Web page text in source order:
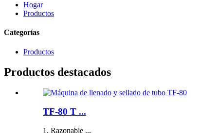
Hogar
Productos
Categorías
Productos
Productos destacados
TF-80 T ...
1. Razonable ...